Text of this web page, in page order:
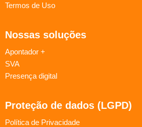
Termos de Uso
Nossas soluções
Apontador +
SVA
Presença digital
Proteção de dados (LGPD)
Política de Privacidade